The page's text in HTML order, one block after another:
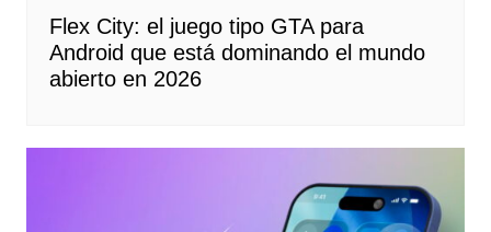
Flex City: el juego tipo GTA para
Android que está dominando el mundo
abierto en 2026